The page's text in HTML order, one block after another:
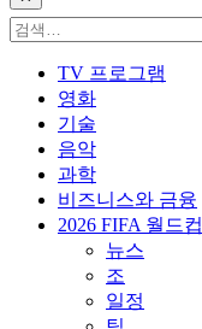
TV 프로그램
영화
기술
음악
과학
비즈니스와 금융
2026 FIFA 월드컵
뉴스
조
일정